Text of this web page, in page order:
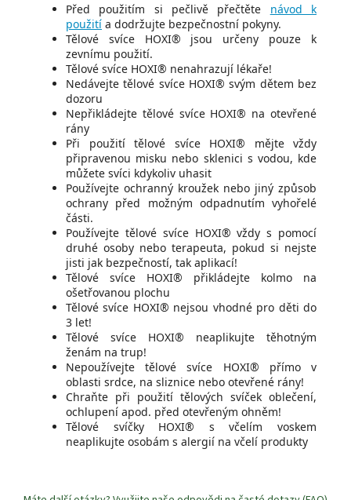
Před použitím si pečlivě přečtěte návod k
použití a dodržujte bezpečnostní pokyny.
Tělové svíce HOXI® jsou určeny pouze k
zevnímu použití.
Tělové svíce HOXI® nenahrazují lékaře!
Nedávejte tělové svíce HOXI® svým dětem bez
dozoru
Nepřikládejte tělové svíce HOXI® na otevřené
rány
Při použití tělové svíce HOXI® mějte vždy
připravenou misku nebo sklenici s vodou, kde
můžete svíci kdykoliv uhasit
Používejte ochranný kroužek nebo jiný způsob
ochrany před možným odpadnutím vyhořelé
části.
Používejte tělové svíce HOXI® vždy s pomocí
druhé osoby nebo terapeuta, pokud si nejste
jisti jak bezpečností, tak aplikací!
Tělové svíce HOXI® přikládejte kolmo na
ošetřovanou plochu
Tělové svíce HOXI® nejsou vhodné pro děti do
3 let!
Tělové svíce HOXI® neaplikujte těhotným
ženám na trup!
Nepoužívejte tělové svíce HOXI® přímo v
oblasti srdce, na sliznice nebo otevřené rány!
Chraňte při použití tělových svíček oblečení,
ochlupení apod. před otevřeným ohněm!
Tělové svíčky HOXI® s včelím voskem
neaplikujte osobám s alergií na včelí produkty